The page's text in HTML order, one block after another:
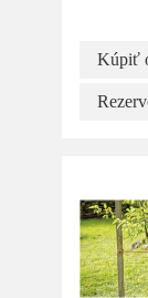
Kúpiť